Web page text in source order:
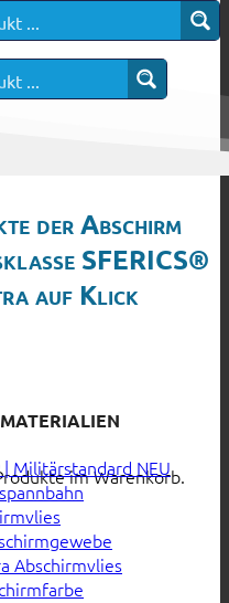
im Warenkorb.
der Abschirm
SFERICS®
auf Klick
| Militärstandard
Abschirmvlies